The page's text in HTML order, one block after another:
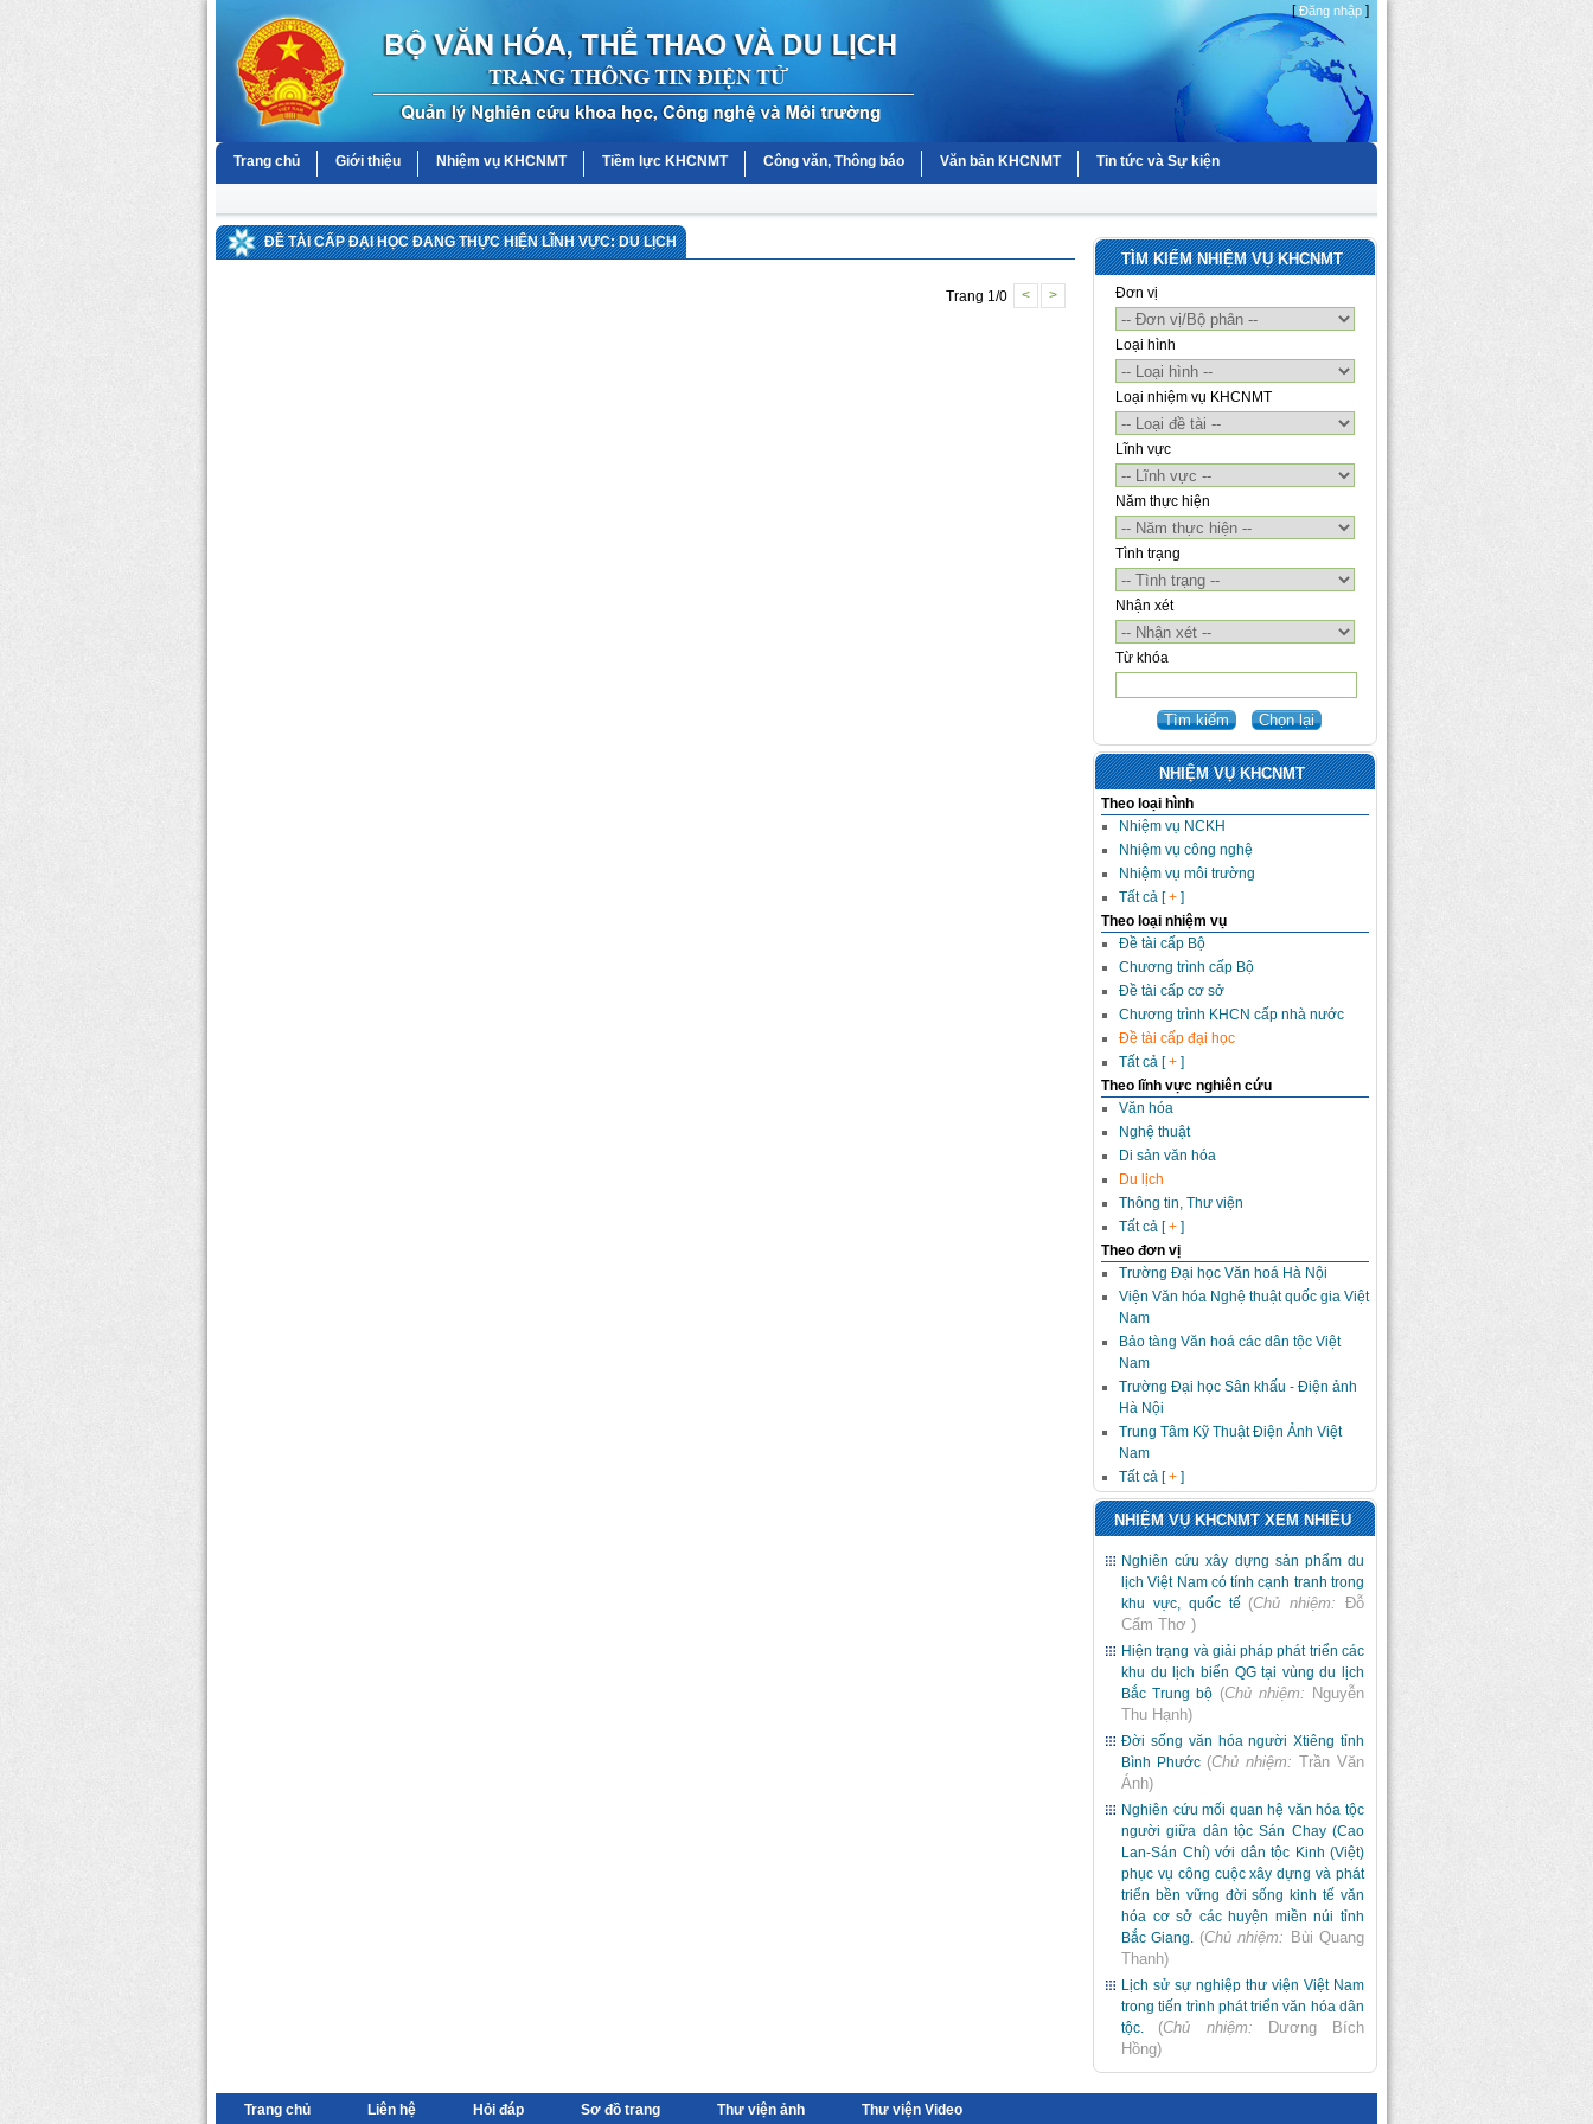
[Đăng nhập ]
Trang chủ Giới thiệu Nhiệm vụ KHCNMT Tiềm lực KHCNMT Công văn, Thông báo Văn bản KHCNMT Tin tức và Sự kiện
ĐỀ TÀI CẤP ĐẠI HỌC ĐANG THỰC HIỆN LĨNH VỰC: DU LỊCH
Trang 1/0 < >
TÌM KIẾM NHIỆM VỤ KHCNMT
Đơn vị
Loại hình
Loại nhiệm vụ KHCNMT
Lĩnh vực
Năm thực hiện
Tình trạng
Nhận xét
Từ khóa
NHIỆM VỤ KHCNMT
Theo loại hình
Nhiệm vụ NCKH
Nhiệm vụ công nghệ
Nhiệm vụ môi trường
Tất cả [+ ]
Theo loại nhiệm vụ
Đề tài cấp Bộ
Chương trình cấp Bộ
Đề tài cấp cơ sở
Chương trình KHCN cấp nhà nước
Đề tài cấp đại học
Tất cả [+ ]
Theo lĩnh vực nghiên cứu
Văn hóa
Nghệ thuật
Di sản văn hóa
Du lịch
Thông tin, Thư viện
Tất cả [+ ]
Theo đơn vị
Trường Đại học Văn hoá Hà Nội
Viện Văn hóa Nghệ thuật quốc gia Việt
Nam
Bảo tàng Văn hoá các dân tộc Việt
Nam
Trường Đại học Sân khấu - Điện ảnh
Hà Nội
Trung Tâm Kỹ Thuật Điện Ảnh Việt
Nam
Tất cả [+ ]
NHIỆM VỤ KHCNMT XEM NHIỀU
Nghiên cứu xây dựng sản phẩm du
lịch Việt Nam có tính cạnh tranh trong
khu vực, quốc tế (Chủ nhiệm:
Đỗ
Cẩm Thơ )
Hiện trạng và giải pháp phát triển các
khu du lịch biển QG tại vùng du lịch
Bắc Trung bộ (Chủ nhiệm: Nguyễn
Thu Hạnh)
Đời sống văn hóa người Xtiêng tỉnh
Bình Phước (Chủ nhiệm: Trần Văn
Ánh)
Nghiên cứu mối quan hệ văn hóa tộc
người giữa dân tộc Sán Chay (Cao
Lan-Sán Chí) với dân tộc Kinh (Việt)
phục vụ công cuộc xây dựng và phát
triển bền vững đời sống kinh tế văn
hóa cơ sở các huyện miền núi tỉnh
Bắc Giang. (Chủ nhiệm: Bùi Quang
Thanh)
Lịch sử sự nghiệp thư viện Việt Nam
trong tiến trình phát triển văn hóa dân
tộc.
(Chủ nhiệm:
Dương Bích
Hồng)
Trang chủ Liên hệ Hỏi đáp Sơ đồ trang Thư viện ảnh Thư viện Video